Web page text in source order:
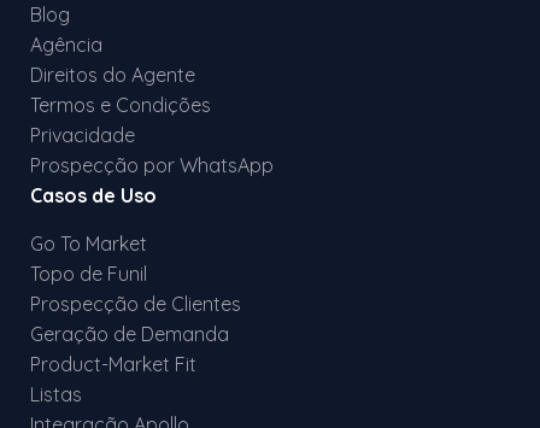
Blog
Agência
Direitos do Agente
Termos e Condições
Privacidade
Prospecção por WhatsApp
Casos de Uso
Go To Market
Topo de Funil
Prospecção de Clientes
Geração de Demanda
Product-Market Fit
Listas